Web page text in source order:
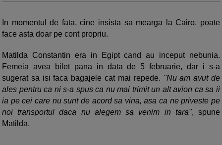
In momentul de fata, cine insista sa mearga la Cairo, poate
face asta doar pe cont propriu.
Matilda Constantin era in Egipt cand au inceput nebunia.
Femeia avea bilet pana in data de 5 februarie, dar i s-a
sugerat sa isi faca bagajele cat mai repede. "Nu am avut de
ales pentru ca ni s-a spus ca nu mai trimit un alt avion ca sa ii
ia pe cei care nu sunt de acord sa vina, asa ca ne priveste pe
noi transportul daca nu alegem sa venim in tara", spune
Matilda.